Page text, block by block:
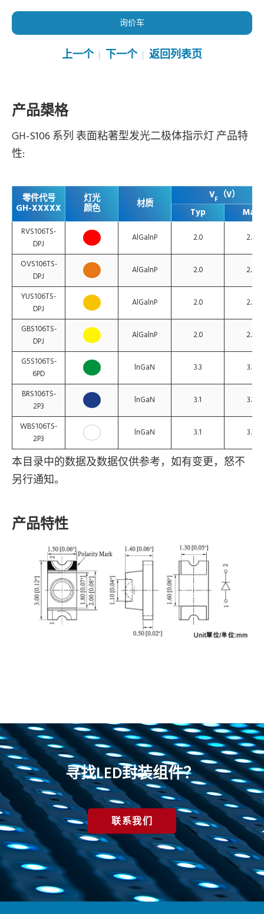
询价车
上一个 下一个 返回列表页
产品槼格
GH-S106 系列 表面粘著型发光二极体指示灯 产品特
性:
零件代号
GH-XXXXX
灯光
颜色 材质
VF（V）
Typ
Max
RVS106TS-
DPJ
AlGalnP 2.0 2.5
OVS106TS-
DPJ
AlGalnP 2.0 2.5
YUS106TS-
DPJ
AlGalnP 2.0 2.5
GBS106TS-
DPJ
AlGalnP 2.0 2.5
G5S106TS-
6PD
lnGaN 3.3 3.7
BRS106TS-
2P3
lnGaN 3.1 3.7
WBS106TS-
2P3
lnGaN 3.1 3.7
本目录中的数据及数据仅供参考，如有变更，怒不
另行通知。
产品特性
寻找LED封装组件？
联系我们